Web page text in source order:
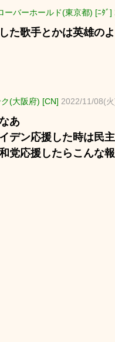
ーバーホールド(東京都) [ﾆﾀﾞ]
た歌手とかは英雄の
(大阪府) [CN] 2022/11/08(
あ
デン応援した時は民
党応援したらこんな